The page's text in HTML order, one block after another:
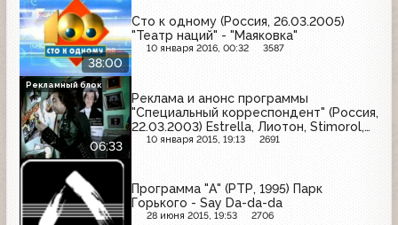
38:00
Сто к одному (Россия, 26.03.2005)
"Театр наций" - "Маяковка"
10 января 2016, 00:32 3587
06:33
Реклама и анонс программы
"Специальный корреспондент" (Россия,
22.03.2003) Estrella, Лиотон, Stimorol,
Pedigree, Биолан, Braun, Билайн GSM,
10 января 2015, 19:13 2691
Рекламный блок
Программа "А" (РТР, 1995) Парк
Горького - Say Da-da-da
28 июня 2015, 19:53 2706